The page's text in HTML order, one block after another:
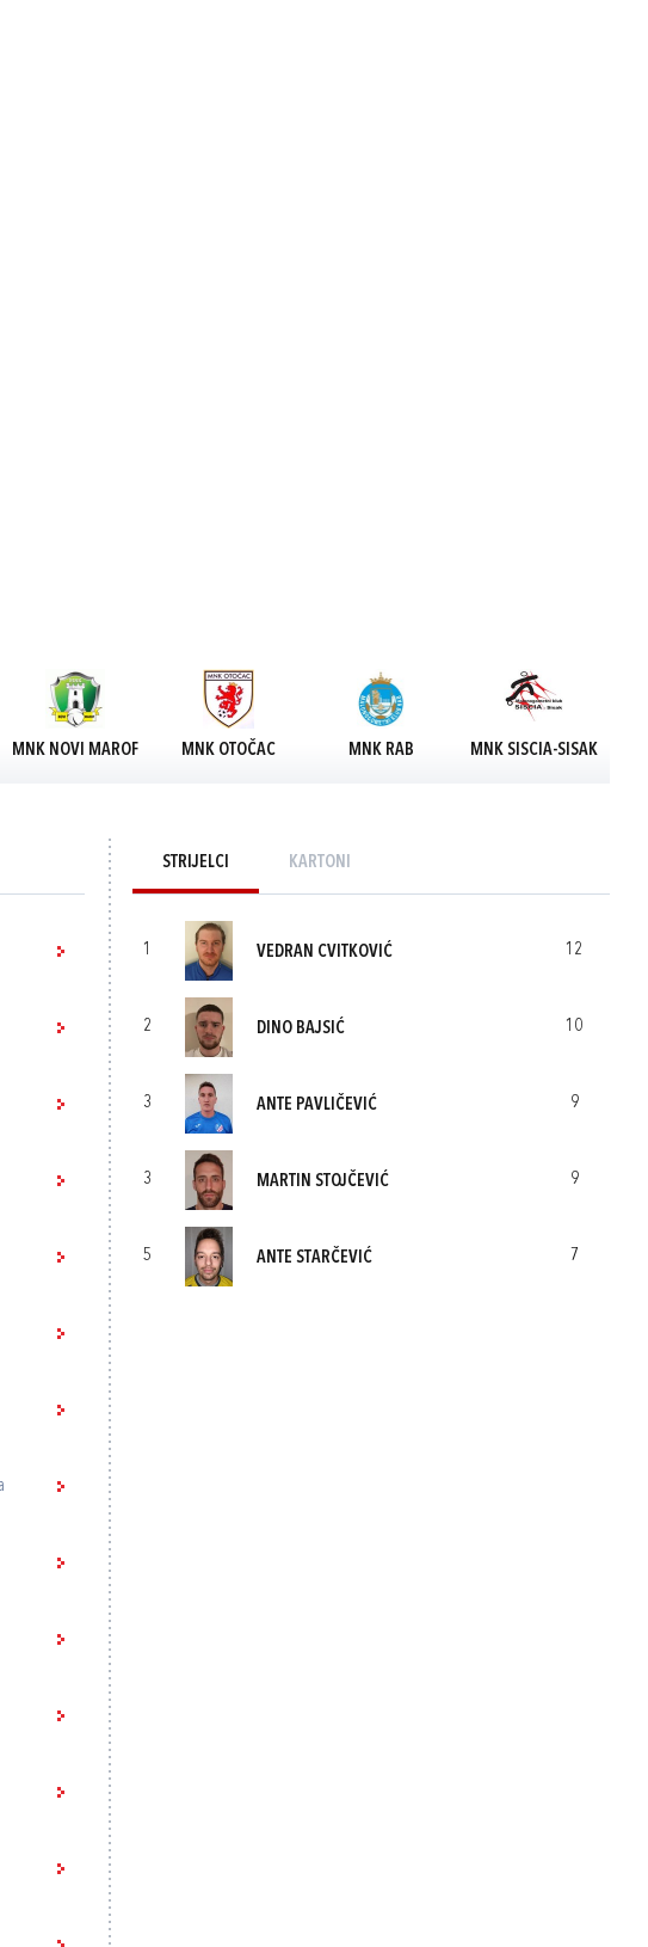
MNK NOVI MAROF MNK OTOČAC MNK RAB MNK SISCIA-SISAK
STRIJELCI KARTONI
1 VEDRAN CVITKOVIĆ 12
2 DINO BAJSIĆ 10
3 ANTE PAVLIČEVIĆ 9
3 MARTIN STOJČEVIĆ 9
5 ANTE STARČEVIĆ 7